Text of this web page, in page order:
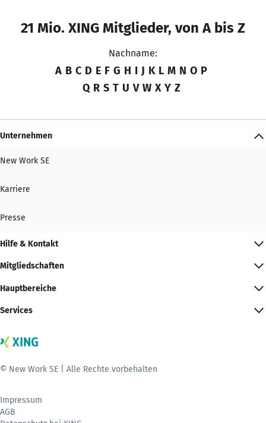
21 Mio. XING Mitglieder, von A bis Z
Nachname:
A B C D E F G H I J K L M N O P
Q R S T U V W X Y Z
Unternehmen
New Work SE
Karriere
Presse
Hilfe & Kontakt
Mitgliedschaften
Hauptbereiche
Services
© New Work SE | Alle Rechte vorbehalten
Impressum
AGB